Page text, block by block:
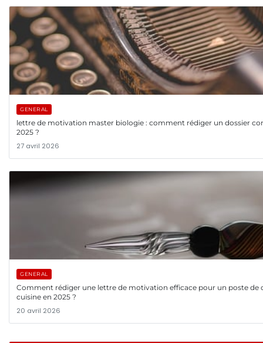
GENERAL
lettre de motivation master biologie : comment rédiger un dossier
2025 ?
27 avril 2026
GENERAL
Comment rédiger une lettre de motivation efficace pour un poste de
cuisine en 2025 ?
20 avril 2026